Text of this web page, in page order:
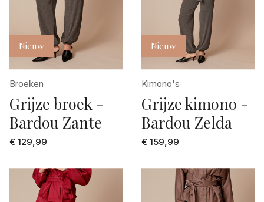
Nieuw
Broeken
Grijze broek -
Bardou Zante
€ 129,99
Nieuw
Kimono's
Grijze kimono -
Bardou Zelda
€ 159,99